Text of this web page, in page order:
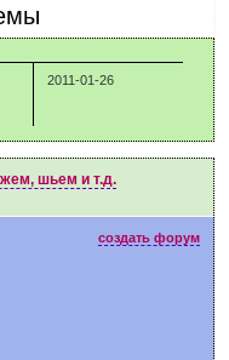
2011-01-26
шьем и т.д.
создать форум